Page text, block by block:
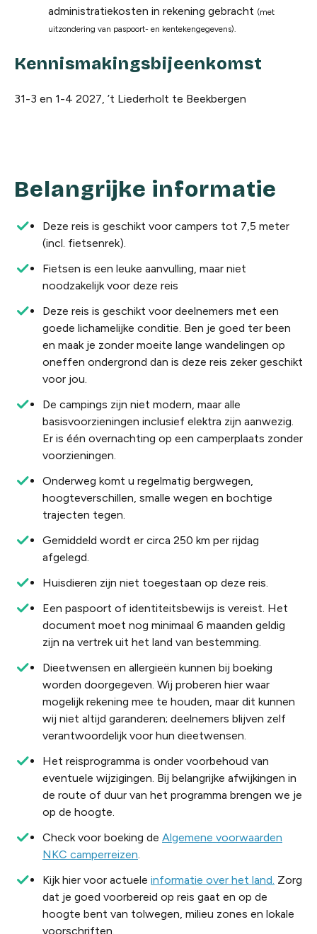
administratiekosten in rekening gebracht (met
uitzondering van paspoort- en kentekengegevens).
Kennismakingsbijeenkomst
31-3 en 1-4 2027, ’t Liederholt te Beekbergen
Belangrijke informatie
Deze reis is geschikt voor campers tot 7,5 meter
(incl. fietsenrek).
Fietsen is een leuke aanvulling, maar niet
noodzakelijk voor deze reis
Deze reis is geschikt voor deelnemers met een
goede lichamelijke conditie. Ben je goed ter been
en maak je zonder moeite lange wandelingen op
oneffen ondergrond dan is deze reis zeker geschikt
voor jou.
De campings zijn niet modern, maar alle
basisvoorzieningen inclusief elektra zijn aanwezig.
Er is één overnachting op een camperplaats zonder
voorzieningen.
Onderweg komt u regelmatig bergwegen,
hoogteverschillen, smalle wegen en bochtige
trajecten tegen.
Gemiddeld wordt er circa 250 km per rijdag
afgelegd.
Huisdieren zijn niet toegestaan op deze reis.
Een paspoort of identiteitsbewijs is vereist. Het
document moet nog minimaal 6 maanden geldig
zijn na vertrek uit het land van bestemming.
Dieetwensen en allergieën kunnen bij boeking
worden doorgegeven. Wij proberen hier waar
mogelijk rekening mee te houden, maar dit kunnen
wij niet altijd garanderen; deelnemers blijven zelf
verantwoordelijk voor hun dieetwensen.
Het reisprogramma is onder voorbehoud van
eventuele wijzigingen. Bij belangrijke afwijkingen in
de route of duur van het programma brengen we je
op de hoogte.
Check voor boeking de Algemene voorwaarden
NKC camperreizen.
Kijk hier voor actuele informatie over het land. Zorg
dat je goed voorbereid op reis gaat en op de
hoogte bent van tolwegen, milieu zones en lokale
voorschriften